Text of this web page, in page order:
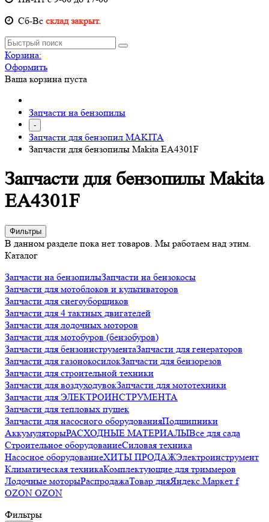
Cб-Вс склад закрыт.
Корзина:
Оформить
Ваша корзина пуста
Запчасти на бензопилы
-
Запчасти для бензопил MAKITA
Запчасти для бензопилы Makita EA4301F
Запчасти для бензопилы Makita
EA4301F
Фильтры
В данном разделе пока нет товаров. Мы работаем над этим.
Каталог
Запчасти на бензопилыЗапчасти на бензокосы
Запчасти для мотоблоков и культиваторов
Запчасти для снегоуборщиков
Запчасти для 4 тактных двигателей
Запчасти для лодочных моторов
Запчасти для мотобуров (бензобуров)
Запчасти для бензоинструментаЗапчасти для генераторов
Запчасти для газонокосилокЗапчасти для бензорезов
Запчасти для строительной техники
Запчасти для воздуходувокЗапчасти для мототехники
Запчасти для ЭЛЕКТРОИНСТРУМЕНТА
Запчасти для тепловых пушек
Запчасти для насосного оборудованияПодшипники
АккумуляторыРАСХОДНЫЕ МАТЕРИАЛЫВсе для сада
Строительное оборудованиеСиловая техника
Насосное оборудованиеХИТЫ ПРОДАЖЭлектроинструмент
Климатическая техникаКомплектующие для триммеров
Лодочные моторыРаспродажаТовар дняЯндекс.Маркет f
OZON OZON
Фильтры